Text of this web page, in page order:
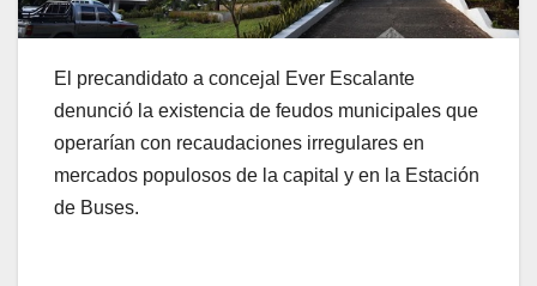
El precandidato a concejal Ever Escalante
denunció la existencia de feudos municipales que
operarían con recaudaciones irregulares en
mercados populosos de la capital y en la Estación
de Buses.